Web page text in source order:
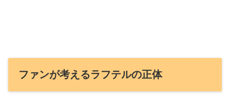
ファンが考えるラフテルの正体